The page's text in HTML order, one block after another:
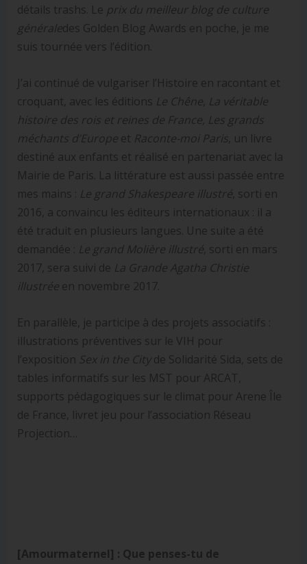
détails trashs. Le prix du meilleur blog de culture
généraledes Golden Blog Awards en poche, je me
suis tournée vers l’édition.
J’ai continué de vulgariser l’Histoire en racontant et
croquant, avec les éditions Le Chêne, La véritable
histoire des rois et reines de France, Les grands
méchants d’Europeet Raconte-moi Paris , un livre
destiné aux enfants et réalisé en partenariat avec la
Mairie de Paris. La littérature est aussi passée entre
mes mains : Le grand Shakespeare illustré, sorti en
2016, a convaincu les éditeurs internationaux : il a
été traduit en plusieurs langues. Une suite a été
demandée : Le grand Molière illustré, sorti en mars
2017, sera suivi de La Grande Agatha Christie
illustréeen novembre 2017.
En parallèle, je participe à des projets associatifs :
illustrations préventives sur le VIH pour
l’exposition Sex in the Cityde Solidarité Sida, sets de
tables informatifs sur les MST pour ARCAT,
supports pédagogiques sur le climat pour Arene Île
de France, livret jeu pour l’association Réseau
Projection…
[Amourmaternel] : Que penses-tu de